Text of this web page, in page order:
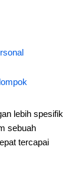
lebih spesifik
sebuah
tercapai